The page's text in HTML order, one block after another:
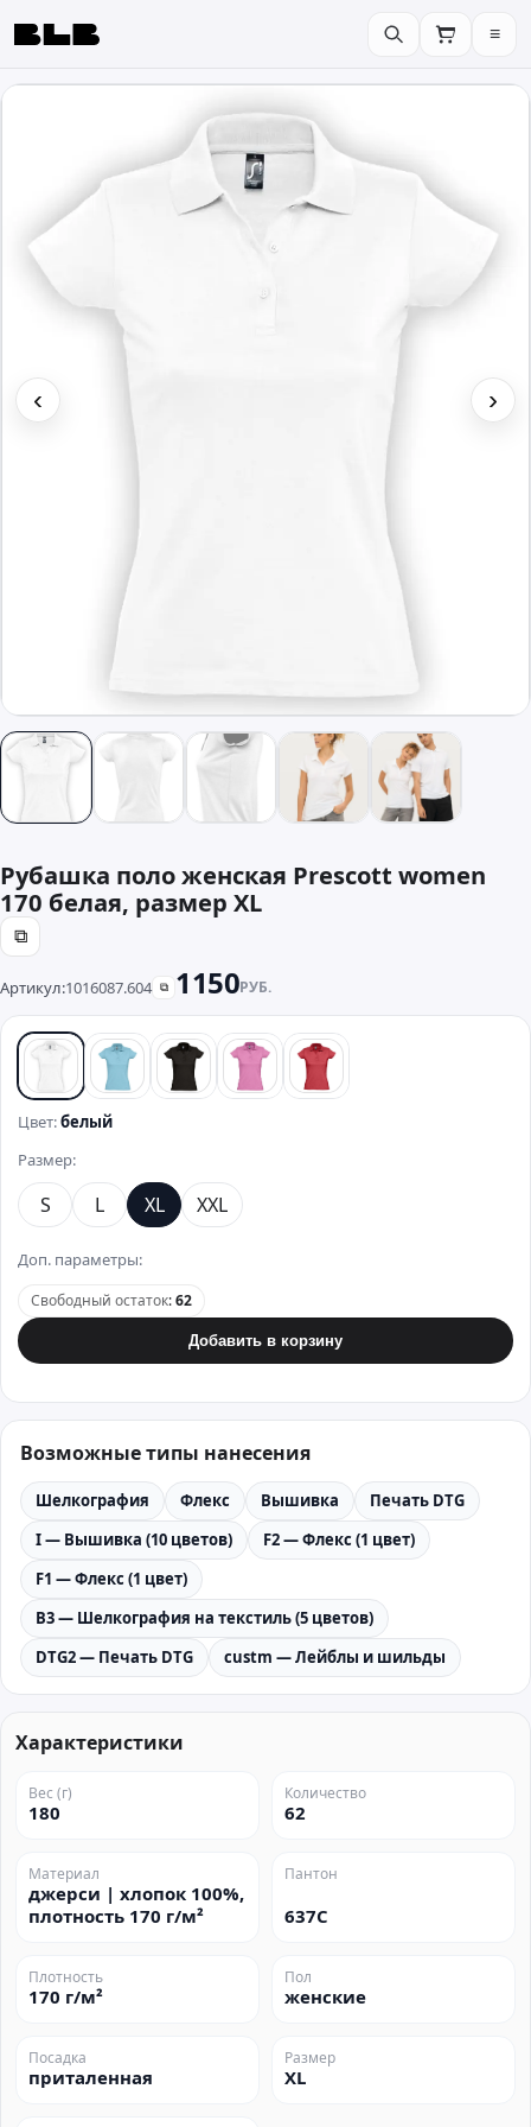
BLB ≡
‹ ›
Рубашка поло женская Prescott women
170 белая, размер XL
⧉
Артикул:1016087.604 ⧉ 1150РУБ.
белый бирюзовый
черный розовыйкрасный
Цвет:белый
Размер:
S L XL XXL
Доп. параметры:
Свободный остаток:62
Добавить в корзину
Возможные типы нанесения
Шелкография Флекс Вышивка
Печать DTG
I — Вышивка (10 цветов)
F2 — Флекс (1 цвет)
F1 — Флекс (1 цвет)
B3 — Шелкография на текстиль (5 цветов)
DTG2 — Печать DTG
custm — Лейблы и шильды
Характеристики
Вес (г)
180
Количество
62
Материал
джерси | хлопок 100%,
плотность 170 г/м²
Пантон
637C
Плотность
170 г/м²
Пол
женские
Посадка
приталенная
Размер
XL